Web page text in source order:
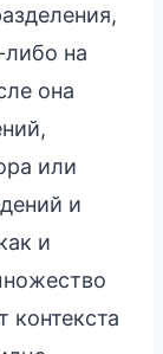
либо на
она
или
и
и
контекста